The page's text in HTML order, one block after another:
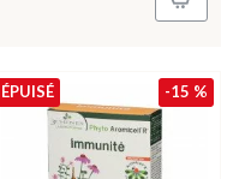
-15 %
ÉPUISÉ